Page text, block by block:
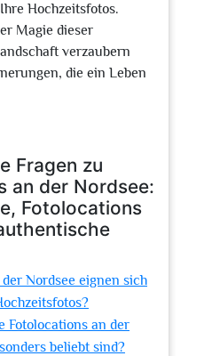
Hochzeitsfotos.
Magie dieser
verzaubern
die ein Leben
Fragen zu
an der Nordsee:
Fotolocations
Nordsee eignen sich
Fotolocations an der
beliebt sind?